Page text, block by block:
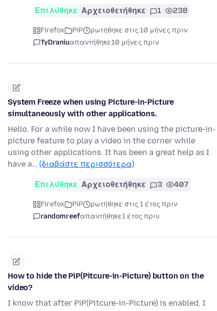
Επιλύθηκε Αρχειοθετήθηκε 1 238
Firefox PiP
ρωτήθηκε στις 10 μήνες πριν
TyDraniuαπαντήθηκε10 μήνες πριν
System Freeze when using Picture-in-Picture
simultaneously with other applications.
Hello. For a while now I have been using the picture-in-
picture feature to play a video in the corner while
using other applications. It has been a great help as I
have a… (διαβάστε περισσότερα)
Επιλύθηκε Αρχειοθετήθηκε 3 407
Firefox PiP
ρωτήθηκε στις 1 έτος πριν
randomreefαπαντήθηκε1 έτος πριν
How to hide the PiP(Pitcure-in-Picture) button on the
video?
I know that after PiP(Pitcure-in-Picture) is enabled, I